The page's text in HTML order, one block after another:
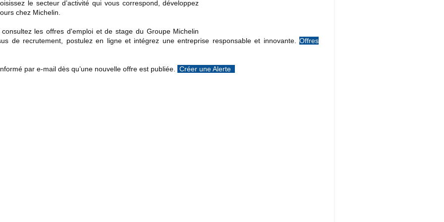
le secteur d’activité qui vous correspond, développez
chez Michelin.
les offres d'emploi et de stage du Groupe Michelin
de recrutement, postulez en ligne et intégrez une entreprise responsable et innovante. Offres
par e-mail dès qu’une nouvelle offre est publiée. Créer une Alerte